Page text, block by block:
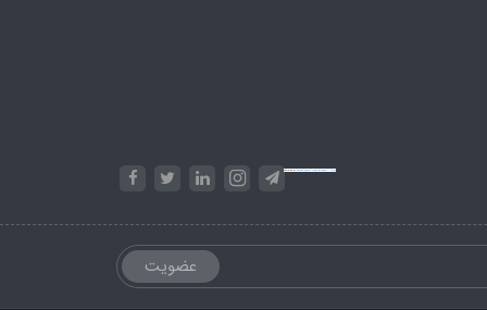
Powered byEmbed Google Maps &Phase 10 rules
عضویت